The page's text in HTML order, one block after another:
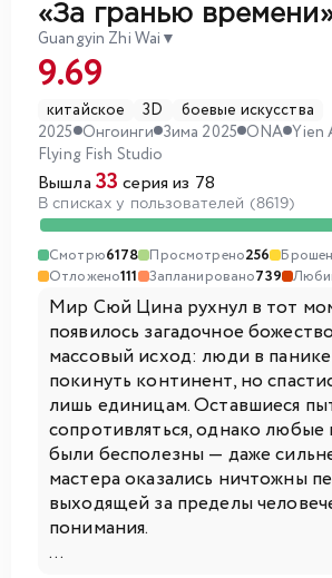
«За гранью
Guangyin Zhi Wai ▼
9.69
китайское 3D
боевые искусства
2025 Онгоинги Зима 2025 ONA Yien
Flying Fish Studio
Вышла 33 серия из 78
В списках у пользователей (8619)
Смотрю6178 Просмотрено256
Отложено111 Запланировано739
Мир Сюй Цина рухнул в тот
появилось загадочное
массовый исход: люди в
покинуть континент, но
лишь единицам. Оставшиеся
сопротивляться, однако
были бесполезны — даже
мастера оказались ничтожны
выходящей за пределы
понимания.
...